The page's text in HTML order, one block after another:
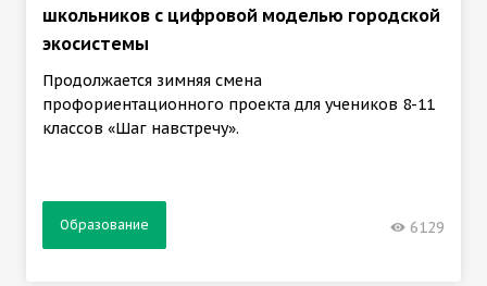
школьников с цифровой моделью городской
экосистемы
Продолжается зимняя смена
профориентационного проекта для учеников 8-11
классов «Шаг навстречу».
Образование 6129